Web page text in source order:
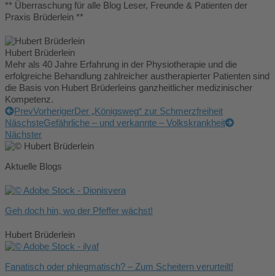
** Überraschung für alle Blog Leser, Freunde & Patienten der
Praxis Brüderlein **
Hubert Brüderlein
Mehr als 40 Jahre Erfahrung in der Physiotherapie und die
erfolgreiche Behandlung zahlreicher austherapierter Patienten sind
die Basis von Hubert Brüderleins ganzheitlicher medizinischer
Kompetenz.
PrevVorherigerDer „Königsweg“ zur Schmerzfreiheit
NäschsteGefährliche – und verkannte – Volkskrankheit
Nächster
Aktuelle Blogs
Geh doch hin, wo der Pfeffer wächst!
Hubert Brüderlein
Fanatisch oder phlegmatisch? – Zum Scheitern verurteilt!